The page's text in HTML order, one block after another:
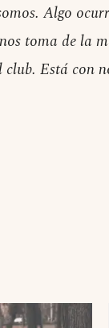
Algo
toma de la
Está con